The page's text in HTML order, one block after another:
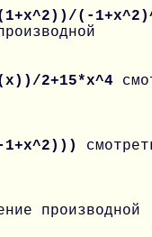
(-
2+15*x^4
производной